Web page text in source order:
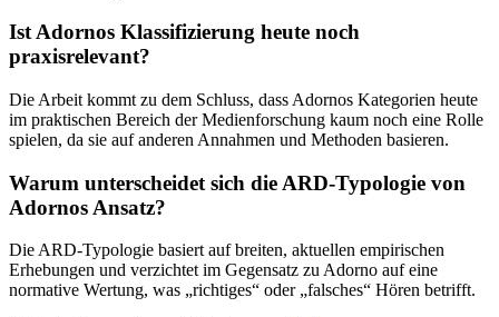
Ist Adornos Klassifizierung heute noch
praxisrelevant?
Die Arbeit kommt zu dem Schluss, dass Adornos Kategorien heute
im praktischen Bereich der Medienforschung kaum noch eine Rolle
spielen, da sie auf anderen Annahmen und Methoden basieren.
Warum unterscheidet sich die ARD-Typologie von
Adornos Ansatz?
Die ARD-Typologie basiert auf breiten, aktuellen empirischen
Erhebungen und verzichtet im Gegensatz zu Adorno auf eine
normative Wertung, was „richtiges“ oder „falsches“ Hören betrifft.